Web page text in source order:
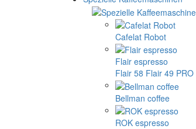
Cafelat Robot
Flair espresso
Flair 58 Flair 49 PRO
Bellman coffee
ROK espresso